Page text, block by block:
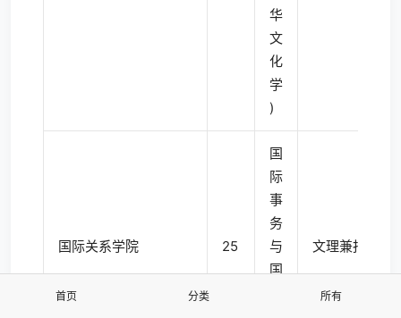
华
文
化
学
)
国际关系学院 25
国
际
事
务
与
国
文理兼报
首页 分类 所有